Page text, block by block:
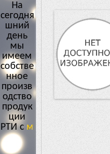
На
сегодня
шний
день
мы
имеем
собстве
нное
произв
одство
продук
ции
РТИ с
многол
етним